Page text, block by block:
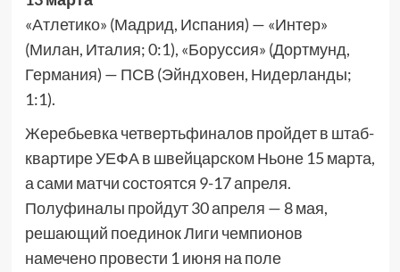
«Атлетико» (Мадрид, Испания) — «Интер»
(Милан, Италия; 0:1), «Боруссия» (Дортмунд,
Германия) — ПСВ (Эйндховен, Нидерланды;
1:1).
Жеребьевка четвертьфиналов пройдет в штаб-
квартире УЕФА в швейцарском Ньоне 15 марта,
а сами матчи состоятся 9-17 апреля.
Полуфиналы пройдут 30 апреля — 8 мая,
решающий поединок Лиги чемпионов
намечено провести 1 июня на поле